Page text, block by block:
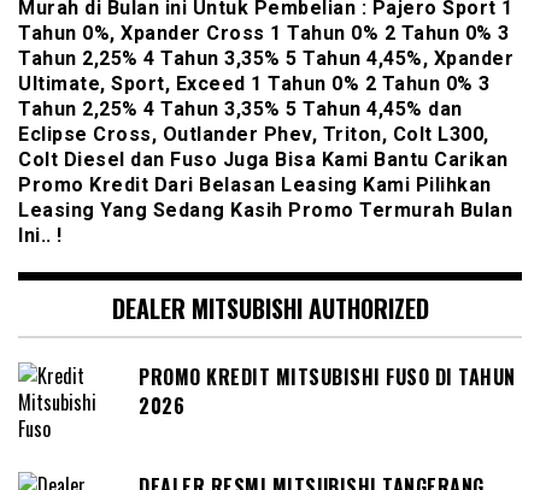
Murah di Bulan ini Untuk Pembelian : Pajero Sport 1
Tahun 0%, Xpander Cross 1 Tahun 0% 2 Tahun 0% 3
Tahun 2,25% 4 Tahun 3,35% 5 Tahun 4,45%, Xpander
Ultimate, Sport, Exceed 1 Tahun 0% 2 Tahun 0% 3
Tahun 2,25% 4 Tahun 3,35% 5 Tahun 4,45% dan
Eclipse Cross, Outlander Phev, Triton, Colt L300,
Colt Diesel dan Fuso Juga Bisa Kami Bantu Carikan
Promo Kredit Dari Belasan Leasing Kami Pilihkan
Leasing Yang Sedang Kasih Promo Termurah Bulan
Ini.. !
DEALER MITSUBISHI AUTHORIZED
PROMO KREDIT MITSUBISHI FUSO DI TAHUN
2026